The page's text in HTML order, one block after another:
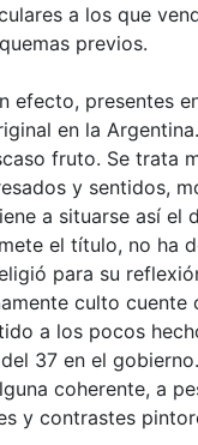
a los que
previos.
efecto, presentes
en la
fruto. Se trata
y sentidos,
a situarse así el
el título, no ha
para su
culto
a los pocos
37 en el
coherente, a
y contrastes